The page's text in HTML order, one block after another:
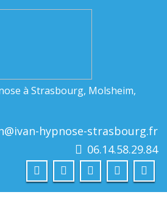
à Strasbourg, Molsheim,
hypnose-strasbourg.fr
06.14.58.29.84